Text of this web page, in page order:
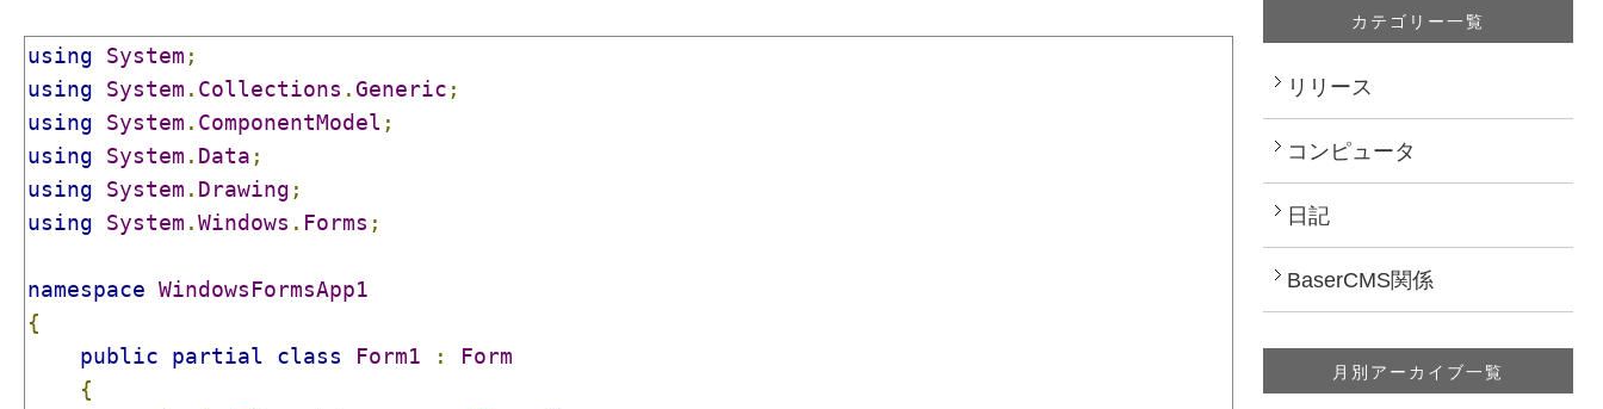
using System ;
using
System . Collections .Generic ;
using
System . ComponentModel ;
using
System . Data ;
using
System . Drawing ;
using
System .Windows . Forms ;
namespace WindowsFormsApp1
{
public
partial class Form1 :
Form
{
カテゴリー一覧
リリース
コンピュータ
日記
BaserCMS関係
月別アーカイブ一覧